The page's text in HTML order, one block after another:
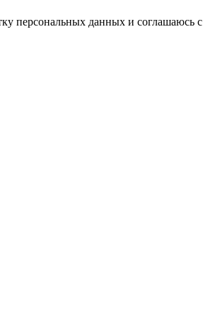
персональных данных и соглашаюсь с